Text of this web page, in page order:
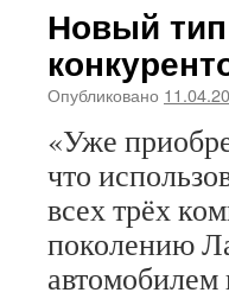
Новый
Опубликовано
«Уже
что
всех трёх
поколению
автомобилем